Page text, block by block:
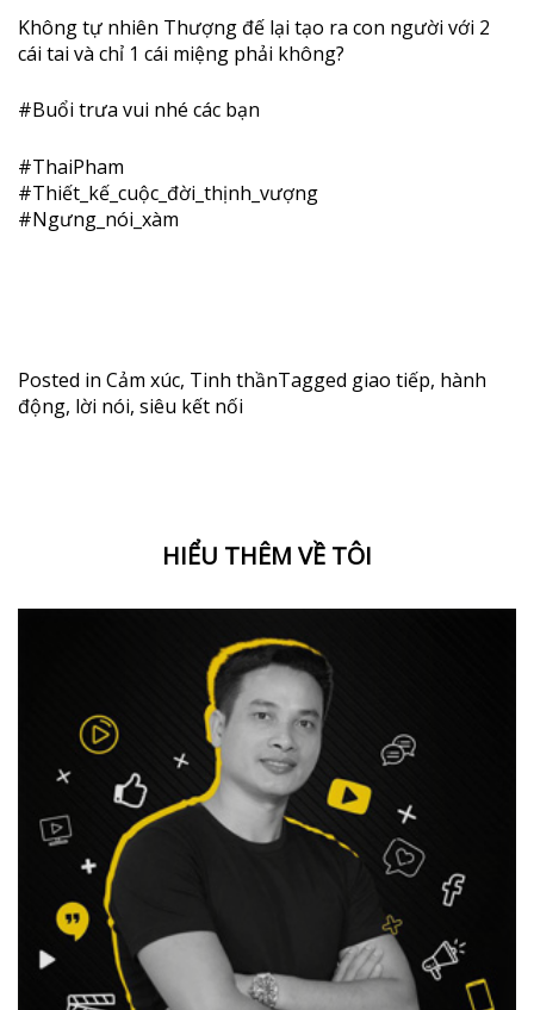
Không tự nhiên Thượng đế lại tạo ra con người với 2
cái tai và chỉ 1 cái miệng phải không?
#Buổi trưa vui nhé các bạn
#ThaiPham
#Thiết_kế_cuộc_đời_thịnh_vượng
#Ngưng_nói_xàm
Posted in Cảm xúc, Tinh thầnTagged giao tiếp, hành
động, lời nói, siêu kết nối
HIỂU THÊM VỀ TÔI